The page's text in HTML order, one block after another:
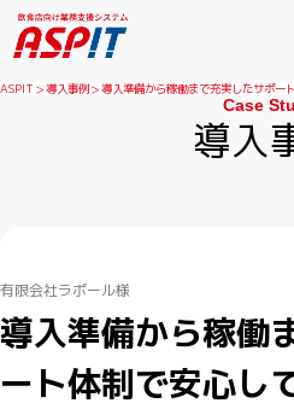
ASPIT 導入事例 導入準備から稼働まで充実したサポー
Case
導入
有限会社ラポール様
導入準備から稼働
ート体制で安心し